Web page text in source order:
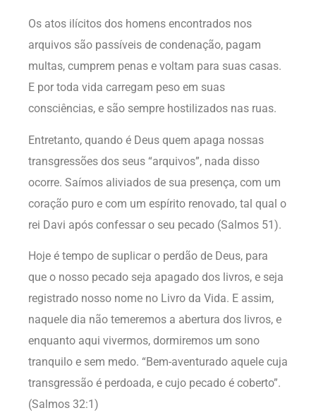
Os atos ilícitos dos homens encontrados nos
arquivos são passíveis de condenação, pagam
multas, cumprem penas e voltam para suas casas.
E por toda vida carregam peso em suas
consciências, e são sempre hostilizados nas ruas.
Entretanto, quando é Deus quem apaga nossas
transgressões dos seus “arquivos”, nada disso
ocorre. Saímos aliviados de sua presença, com um
coração puro e com um espírito renovado, tal qual o
rei Davi após confessar o seu pecado (Salmos 51).
Hoje é tempo de suplicar o perdão de Deus, para
que o nosso pecado seja apagado dos livros, e seja
registrado nosso nome no Livro da Vida. E assim,
naquele dia não temeremos a abertura dos livros, e
enquanto aqui vivermos, dormiremos um sono
tranquilo e sem medo. “Bem-aventurado aquele cuja
transgressão é perdoada, e cujo pecado é coberto”.
(Salmos 32:1)